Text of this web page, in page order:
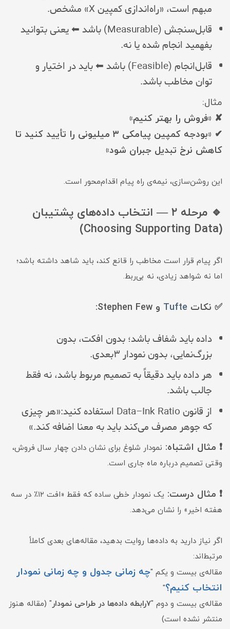
مبهم است، «راه‌اندازی کمپین X» مشخص.
قابل‌سنجش (Measurable) باشد ⬅ یعنی بتوانید
بفهمید انجام شده یا نه.
قابل‌انجام (Feasible) باشد ⬅ باید در اختیار و
توان مخاطب باشد.
مثال:
✘ «فروش را بهتر کنیم»
✔ «بودجه کمپین پیامکی ۳ میلیونی را تأیید کنید تا
کاهش نرخ تبدیل جبران شود»
این روشن‌سازی، نیمه‌ی راه پیام اقدام‌محور است.
🔹 مرحله ۲ — انتخاب داده‌های پشتیبان
(Choosing Supporting Data)
اگر پیام قرار است مخاطب را قانع کند، باید شاهد داشته باشد؛
اما نه شواهد زیادی، نه بی‌ربط.
✅ نکات Tufte و Stephen Few
:
داده باید شفاف باشد؛ بدون افکت، بدون
بزرگ‌نمایی، بدون نمودار ۳بعدی.
هر داده باید دقیقاً به تصمیم مربوط باشد، نه فقط
جالب باشد.
از قانون Data–Ink Ratio استفاده کنید:«هر چیزی
که جوهر مصرف می‌کند باید به معنا اضافه کند.»
❗ مثال اشتباه: نمودار شلوغ برای نشان دادن چهار سال فروش،
وقتی تصمیم درباره ماه جاری است.
❗ مثال درست:
یک نمودار خطی ساده که فقط «افت ۱۲٪ در سه
هفته اخیر» را نشان می‌دهد.
اگر نیاز دارید به داده‌ها روایت بدهید، مقاله‌های بعدی کاملاً
مرتبط‌اند:
مقاله‌ی بیست‌ و یکم "چه زمانی جدول و چه زمانی نمودار
انتخاب کنیم؟"
مقاله‌ی بیست و دوم "۷رابطه داده‌ها در طراحی نمودار
" (مقاله هنوز
منتشر نشده است)